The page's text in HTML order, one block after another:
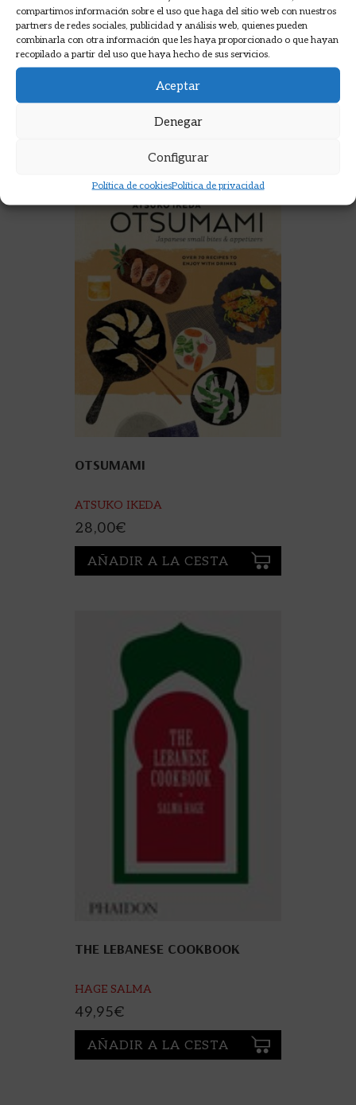
compartimos información sobre el uso que haga del sitio web con nuestros
partners de redes sociales, publicidad y análisis web, quienes pueden
combinarla con otra información que les haya proporcionado o que hayan
recopilado a partir del uso que haya hecho de sus servicios.
Aceptar
Denegar
Configurar
Política de cookiesPolítica de privacidad
MAGNUS NILSSON
49,95€
OTSUMAMI
ATSUKO IKEDA
28,00€
AÑADIR A LA CESTA
THE LEBANESE COOKBOOK
HAGE SALMA
49,95€
AÑADIR A LA CESTA